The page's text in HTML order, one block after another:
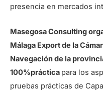
presencia en mercados
Masegosa Consulting
Málaga Exportde la
Navegación de la
100%práctica para los
pruebas prácticas de